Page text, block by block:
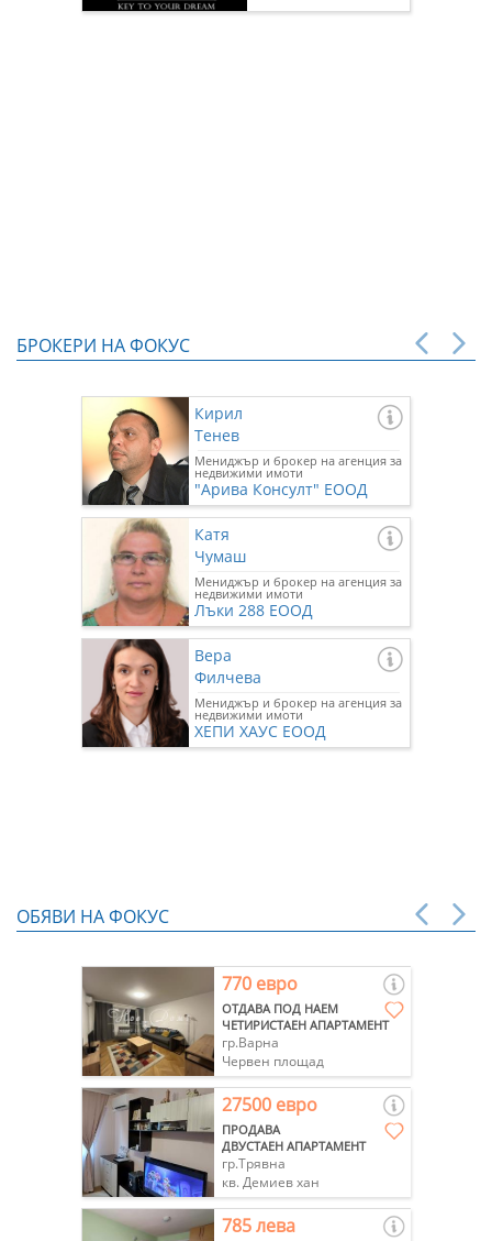
БРОКЕРИ НА ФОКУС
Кирил
Тенев
Мениджър и брокер на агенция за
недвижими имоти
"Арива Консулт" ЕООД
Катя
Чумаш
Мениджър и брокер на агенция за
недвижими имоти
Лъки 288 ЕООД
Вера
Филчева
Мениджър и брокер на агенция за
недвижими имоти
ХЕПИ ХАУС ЕООД
ОБЯВИ НА ФОКУС
770 евро
ОТДАВА ПОД НАЕМ
ЧЕТИРИСТАЕН АПАРТАМЕНТ
гр.Варна
Червен площад
27500 евро
ПРОДАВА
ДВУСТАЕН АПАРТАМЕНТ
гр.Трявна
кв. Демиев хан
785 лева